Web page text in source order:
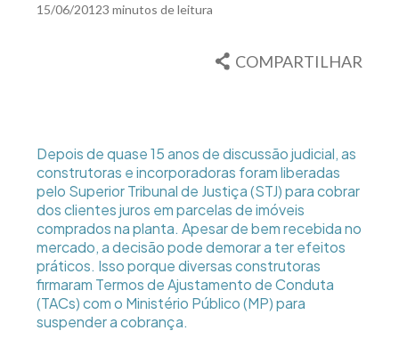
15/06/20123 minutos de leitura
COMPARTILHAR
Depois de quase 15 anos de discussão judicial, as
construtoras e incorporadoras foram liberadas
pelo Superior Tribunal de Justiça (STJ) para cobrar
dos clientes juros em parcelas de imóveis
comprados na planta. Apesar de bem recebida no
mercado, a decisão pode demorar a ter efeitos
práticos. Isso porque diversas construtoras
firmaram Termos de Ajustamento de Conduta
(TACs) com o Ministério Público (MP) para
suspender a cobrança.